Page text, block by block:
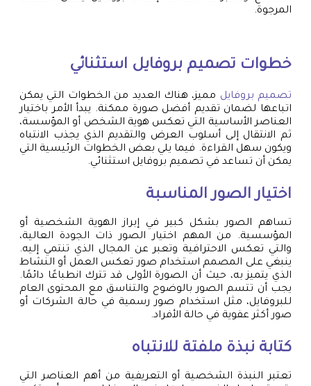
المرجوة.
خطوات تصميم بروفايل استثنائي
تصميم بروفايل مميز، هناك العديد من الخطوات التي يمكن
اتباعها لضمان تقديم أفضل صورة ممكنة. يبدأ الأمر باختيار
العناصر الأساسية التي تعكس هوية الشخص أو المؤسسة،
ثم الانتقال إلى أسلوب العرض والتقديم الذي يجذب الانتباه
ويكون سهل القراءة. فيما يلي بعض الخطوات الرئيسية التي
يمكن أن تساعد في تصميم بروفايل استثنائي.
اختيار الصور المناسبة
تساهم الصور بشكل كبير في إبراز الهوية الشخصية أو
المؤسسية. من المهم اختيار الصور ذات الجودة العالية،
والتي تعكس الاحترافية وتعبر عن المجال الذي تنتمي إليه.
ينبغي على المصمم استخدام صور تعكس العمل أو النشاط
الذي يتميز به، حيث أن الصورة الأولى قد تترك انطباعًا دائمًا.
يجب أن تتسم الصور بالوضوح والتناسق مع المحتوى العام
للبروفايل، مثل استخدام صور رسمية في حالة الشركات أو
صور أكثر عفوية في حالة الأفراد.
كتابة نبذة ملفتة للانتباه
تعتبر النبذة الشخصية أو التعريفية من أهم العناصر التي